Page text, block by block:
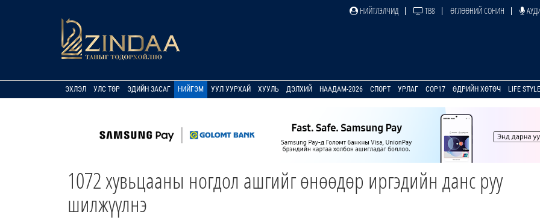
НИЙТЛЭЛЧИД ТВ8 ӨГЛӨӨНИЙ СОНИН
ЭХЛЭЛ УЛС ТӨР ЭДИЙН ЗАСАГ НИЙГЭМ УУЛ УУРХАЙ ХУУЛЬ ДЭЛХИЙ НААДАМ-2026 СПОРТ УРЛАГ COP17 ӨДРИЙН ХӨТӨЧ LIFE STYLE
1072 хувьцааны ногдол ашгийг өнөөдөр иргэдийн данс руу
шилжүүлнэ